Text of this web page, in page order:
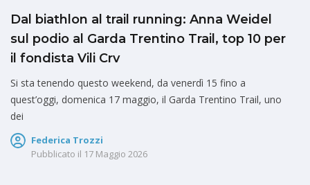
Dal biathlon al trail running: Anna Weidel
sul podio al Garda Trentino Trail, top 10 per
il fondista Vili Crv
Si sta tenendo questo weekend, da venerdì 15 fino a
quest’oggi, domenica 17 maggio, il Garda Trentino Trail, uno
dei
Federica Trozzi
Pubblicato il 17 Maggio 2026